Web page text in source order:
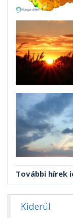
További hírek
Kiderül